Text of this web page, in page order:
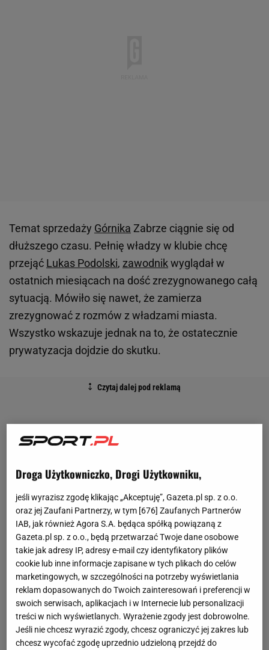
Temat sprzedaży Górnika Zabrze ciągnie się od
dłuższego czasu. Pełnię władzy w klubie chcę
przejąć Lukas Podolski, zawodnikwyglądał w
ostatnich miesiącach na dość zrezygnowanego całą
sytuacją. Mówiło się nawet, że zamierza
zrezygnować z rozmów z władzami miasta.
Wszystko wskazuje jednak na to, że ostatecznie
prywatyzacja dojdzie do skutku.
Droga Użytkowniczko, Drogi Użytkowniku,
jeśli wyrazisz zgodę klikając „Akceptuję”, Gazeta.pl sp. z o.o.
oraz jej Zaufani Partnerzy, w tym [676] Zaufanych Partnerów
IAB, jak również Agora S.A. będąca spółką powiązaną z
Gazeta.pl sp. z o.o., będą przetwarzać Twoje dane osobowe
takie jak adresy IP, adresy e-mail czy identyfikatory plików
cookie lub inne informacje zapisane w tych plikach do celów
marketingowych, w szczególności na potrzeby wyświetlania
reklam dopasowanych do Twoich zainteresowań i preferencji w
swoich serwisach, aplikacjach i w Internecie lub personalizacji
treści w nich wyświetlanych. Wyrażenie zgody jest dobrowolne.
Jeśli nie chcesz wyrazić zgody, chcesz ograniczyć jej zakres lub
chcesz wycofać zgodę uprzednio udzieloną przejdź do